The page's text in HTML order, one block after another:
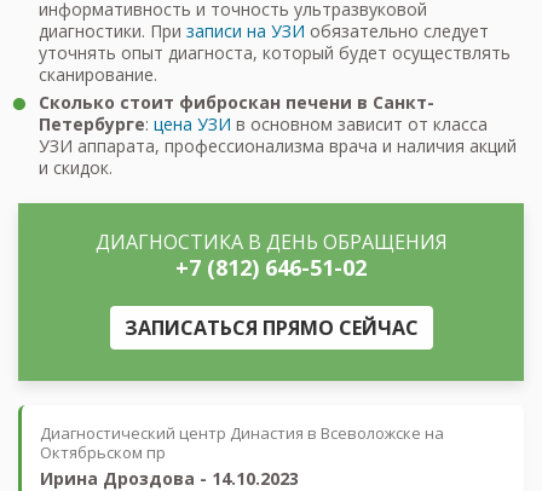
информативность и точность ультразвуковой
диагностики. При записи на УЗИ обязательно следует
уточнять опыт диагноста, который будет осуществлять
сканирование.
Сколько стоит фиброскан печени в Санкт-
Петербурге: цена УЗИ в основном зависит от класса
УЗИ аппарата, профессионализма врача и наличия акций
и скидок.
ДИАГНОСТИКА В ДЕНЬ ОБРАЩЕНИЯ
+7 (812) 646-51-02
ЗАПИСАТЬСЯ ПРЯМО СЕЙЧАС
Диагностический центр Династия в Всеволожске на
Октябрьском пр
Ирина Дроздова - 14.10.2023